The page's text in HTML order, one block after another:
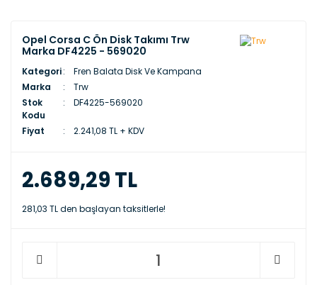
Opel Corsa C Ön Disk Takımı Trw
Marka DF4225 - 569020
Kategori
Fren Balata Disk Ve Kampana
Marka
Trw
Stok
Kodu
DF4225-569020
Fiyat 2.241,08 TL + KDV
2.689,29 TL
281,03 TL den başlayan taksitlerle!